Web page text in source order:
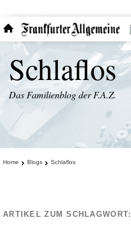
Schlaflos
Das Familienblog der F.A.Z.
Home Blogs Schlaflos
ARTIKEL ZUM SCHLAGWORT: